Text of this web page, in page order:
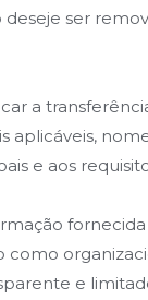
ser
a
aplicáveis,
e aos
e